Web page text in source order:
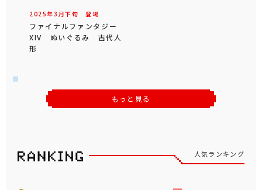
2025年3 月下旬 登場
ファイナルファンタジー
XIV ぬいぐるみ 古代人
形
もっと見る
人気ランキング